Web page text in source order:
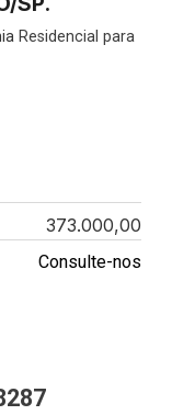
Residencial para
373.000,00
Consulte-nos